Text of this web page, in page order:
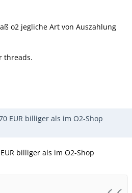
o2 jegliche Art von Auszahlung
threads.
EUR billiger als im O2-Shop
billiger als im O2-Shop